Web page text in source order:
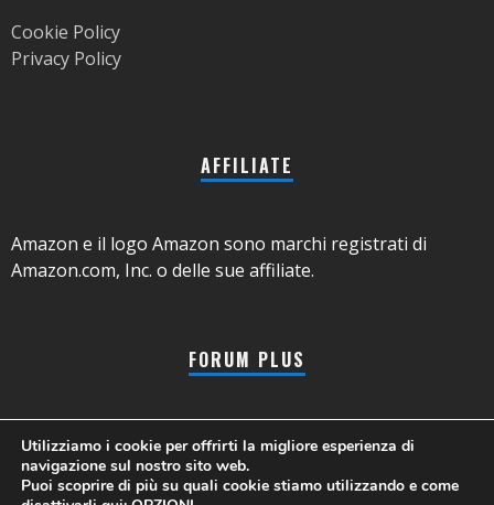
Cookie Policy
Privacy Policy
AFFILIATE
Amazon e il logo Amazon sono marchi registrati di
Amazon.com, Inc. o delle sue affiliate.
FORUM PLUS
Chi siamo
Contatti
Utilizziamo i cookie per offrirti la migliore esperienza di
navigazione sul nostro sito web.
Puoi scoprire di più su quali cookie stiamo utilizzando e come